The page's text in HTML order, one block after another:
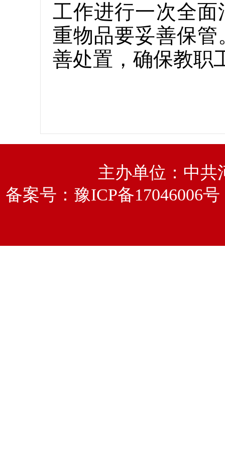
工作进行一次全
重物品要妥善保
善处置，确保教职
主办单位：中
备案号： 豫ICP备17046006号